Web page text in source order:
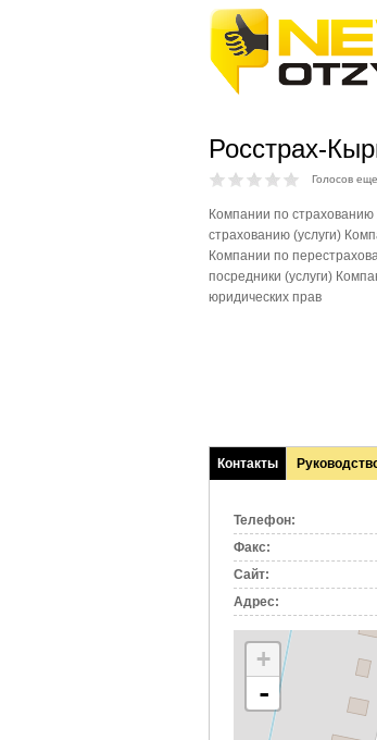
Росстрах-
Голосов
Компании по
страхованию (услуги)
Компании по
посредники (услуги)
юридических прав
Контакты
(активная
Телефон:
Факс:
Сайт:
Адрес:
+
-